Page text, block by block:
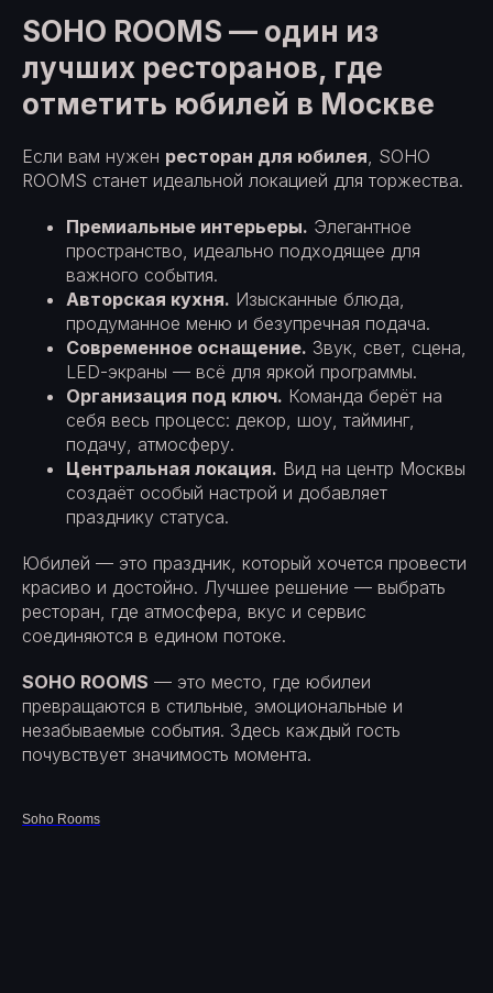
SOHO ROOMS — один из
лучших ресторанов, где
отметить юбилей в Москве
Если вам нужен ресторан для юбилея, SOHO
ROOMS станет идеальной локацией для торжества.
Премиальные интерьеры. Элегантное
пространство, идеально подходящее для
важного события.
Авторская кухня. Изысканные блюда,
продуманное меню и безупречная подача.
Современное оснащение. Звук, свет, сцена,
LED-экраны — всё для яркой программы.
Организация под ключ. Команда берёт на
себя весь процесс: декор, шоу, тайминг,
подачу, атмосферу.
Центральная локация. Вид на центр Москвы
создаёт особый настрой и добавляет
празднику статуса.
Юбилей — это праздник, который хочется провести
красиво и достойно. Лучшее решение — выбрать
ресторан, где атмосфера, вкус и сервис
соединяются в едином потоке.
SOHO ROOMS — это место, где юбилеи
превращаются в стильные, эмоциональные и
незабываемые события. Здесь каждый гость
почувствует значимость момента.
Soho Rooms